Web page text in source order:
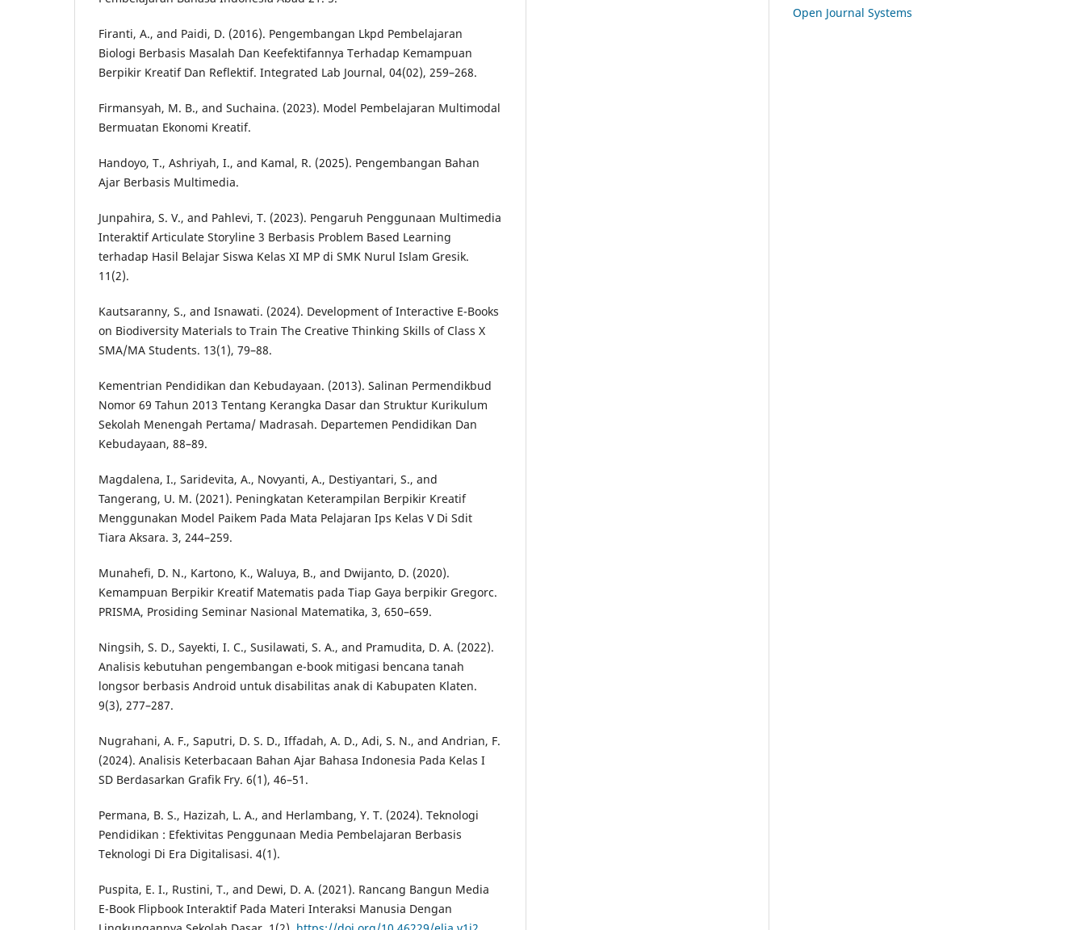
Firanti, A., and Paidi, D. (2016). Pengembangan Lkpd Pembelajaran
Biologi Berbasis Masalah Dan Keefektifannya Terhadap Kemampuan
Berpikir Kreatif Dan Reflektif. Integrated Lab Journal, 04(02), 259–268.
Firmansyah, M. B., and Suchaina. (2023). Model Pembelajaran Multimodal
Bermuatan Ekonomi Kreatif.
Handoyo, T., Ashriyah, I., and Kamal, R. (2025). Pengembangan Bahan
Ajar Berbasis Multimedia.
Junpahira, S. V., and Pahlevi, T. (2023). Pengaruh Penggunaan Multimedia
Interaktif Articulate Storyline 3 Berbasis Problem Based Learning
terhadap Hasil Belajar Siswa Kelas XI MP di SMK Nurul Islam Gresik.
11(2).
Kautsaranny, S., and Isnawati. (2024). Development of Interactive E-Books
on Biodiversity Materials to Train The Creative Thinking Skills of Class X
SMA/MA Students. 13(1), 79–88.
Kementrian Pendidikan dan Kebudayaan. (2013). Salinan Permendikbud
Nomor 69 Tahun 2013 Tentang Kerangka Dasar dan Struktur Kurikulum
Sekolah Menengah Pertama/ Madrasah. Departemen Pendidikan Dan
Kebudayaan, 88–89.
Magdalena, I., Saridevita, A., Novyanti, A., Destiyantari, S., and
Tangerang, U. M. (2021). Peningkatan Keterampilan Berpikir Kreatif
Menggunakan Model Paikem Pada Mata Pelajaran Ips Kelas V Di Sdit
Tiara Aksara. 3, 244–259.
Munahefi, D. N., Kartono, K., Waluya, B., and Dwijanto, D. (2020).
Kemampuan Berpikir Kreatif Matematis pada Tiap Gaya berpikir Gregorc.
PRISMA, Prosiding Seminar Nasional Matematika, 3, 650–659.
Ningsih, S. D., Sayekti, I. C., Susilawati, S. A., and Pramudita, D. A. (2022).
Analisis kebutuhan pengembangan e-book mitigasi bencana tanah
longsor berbasis Android untuk disabilitas anak di Kabupaten Klaten.
9(3), 277–287.
Nugrahani, A. F., Saputri, D. S. D., Iffadah, A. D., Adi, S. N., and Andrian, F.
(2024). Analisis Keterbacaan Bahan Ajar Bahasa Indonesia Pada Kelas I
SD Berdasarkan Grafik Fry. 6(1), 46–51.
Permana, B. S., Hazizah, L. A., and Herlambang, Y. T. (2024). Teknologi
Pendidikan : Efektivitas Penggunaan Media Pembelajaran Berbasis
Teknologi Di Era Digitalisasi. 4(1).
Puspita, E. I., Rustini, T., and Dewi, D. A. (2021). Rancang Bangun Media
E-Book Flipbook Interaktif Pada Materi Interaksi Manusia Dengan
Open Journal Systems